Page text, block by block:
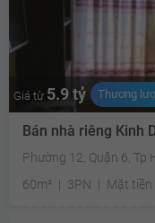
Giá từ 5.9 tỷ Thương
Bán nhà riêng Kinh
Phường 12, Quận 6, Tp
60m²
3PN Mặt tiền